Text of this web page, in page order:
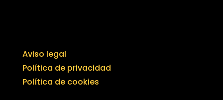
Aviso legal
Política de privacidad
Política de cookies